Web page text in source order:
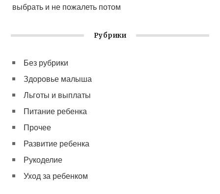
выбрать и не пожалеть потом
Рубрики
Без рубрики
Здоровье малыша
Льготы и выплаты
Питание ребенка
Прочее
Развитие ребенка
Рукоделие
Уход за ребенком